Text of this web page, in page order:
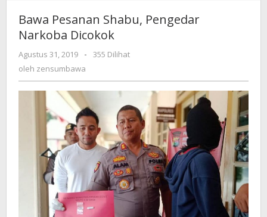
Pengedar
Bawa Pesanan Shabu, Pengedar
Narkoba Dicokok
Agustus 31, 2019
oleh
zensumbawa
-
355 Dilihat
oleh zensumbawa